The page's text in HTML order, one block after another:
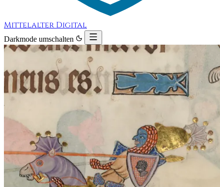
Mittelalter Digital
Darkmode umschalten